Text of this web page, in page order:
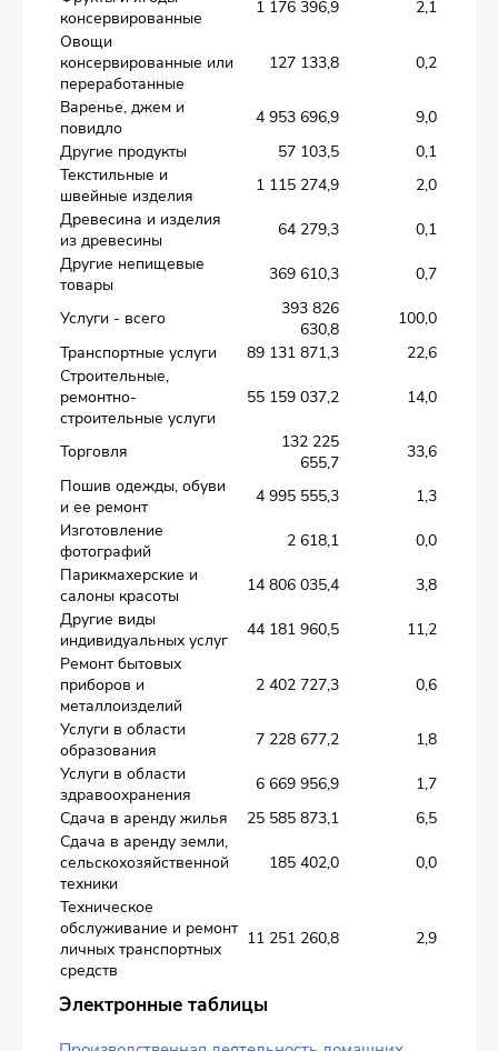
консервированные
1 176 396,9
2,1
Овощи
консервированные или
переработанные
127 133,8 0,2
Варенье, джем и
повидло
4 953 696,9
9,0
Другие продукты
57 103,5
0,1
Текстильные и
швейные изделия
1 115 274,9
2,0
Древесина и изделия
из древесины
64 279,3
0,1
Другие непищевые
товары
369 610,3 0,7
Услуги - всего
393 826
630,8
100,0
Транспортные услуги
89 131 871,3
22,6
Строительные,
ремонтно-
строительные услуги
55 159 037,2 14,0
Торговля
132 225
655,7
33,6
Пошив одежды, обуви
и ее ремонт
4 995 555,3
1,3
Изготовление
фотографий
2 618,1
0,0
Парикмахерские и
салоны красоты
14 806 035,4
3,8
Другие виды
индивидуальных услуг
44 181 960,5
11,2
Ремонт бытовых
приборов и
металлоизделий
2 402 727,3 0,6
Услуги в области
образования
7 228 677,2
1,8
Услуги в области
здравоохранения
6 669 956,9
1,7
Сдача в аренду жилья
25 585 873,1
6,5
Сдача в аренду земли,
сельскохозяйственной
техники
185 402,0 0,0
Техническое
обслуживание и ремонт
личных транспортных
средств
11 251 260,8 2,9
Электронные таблицы